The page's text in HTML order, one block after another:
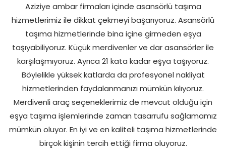
Aziziye ambar firmaları içinde asansörlü taşıma
hizmetlerimiz ile dikkat çekmeyi başarıyoruz. Asansörlü
taşıma hizmetlerinde bina içine girmeden eşya
taşıyabiliyoruz. Küçük merdivenler ve dar asansörler ile
karşılaşmıyoruz. Ayrıca 21 kata kadar eşya taşıyoruz.
Böylelikle yüksek katlarda da profesyonel nakliyat
hizmetlerinden faydalanmanızı mümkün kılıyoruz.
Merdivenli araç seçeneklerimiz de mevcut olduğu için
eşya taşıma işlemlerinde zaman tasarrufu sağlamamız
mümkün oluyor. En iyi ve en kaliteli taşıma hizmetlerinde
birçok kişinin tercih ettiği firma oluyoruz.